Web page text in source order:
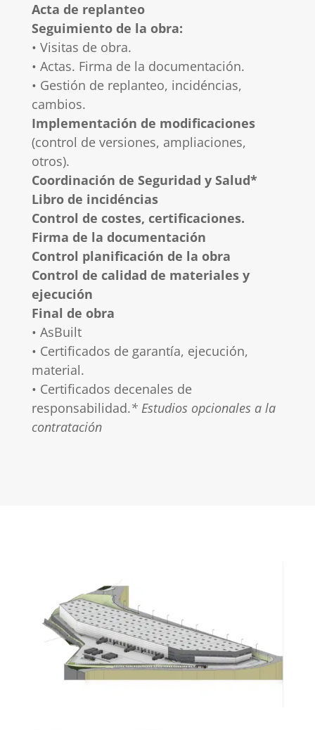
Acta de replanteo
Seguimiento de la obra:
• Visitas de obra.
• Actas. Firma de la documentación.
• Gestión de replanteo, incidéncias,
cambios.
Implementación de modificaciones
(control de versiones, ampliaciones,
otros).
Coordinación de Seguridad y Salud*
Libro de incidéncias
Control de costes, certificaciones.
Firma de la documentación
Control planificación de la obra
Control de calidad de materiales y
ejecución
Final de obra
• AsBuilt
• Certificados de garantía, ejecución,
material.
• Certificados decenales de
responsabilidad.* Estudios opcionales a la
contratación